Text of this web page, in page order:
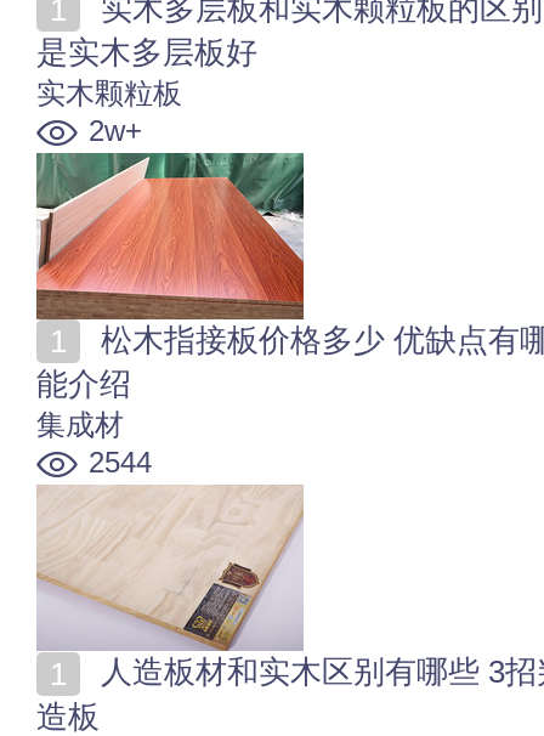
是实木多层板好
实木颗粒板
2w+
能介绍
集成材
2544
造板